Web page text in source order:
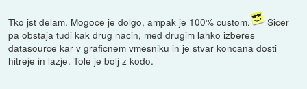
Tko jst delam. Mogoce je dolgo, ampak je 100% custom.
Sicer
pa obstaja tudi kak drug nacin, med drugim lahko izberes
datasource kar v graficnem vmesniku in je stvar koncana dosti
hitreje in lazje. Tole je bolj z kodo.